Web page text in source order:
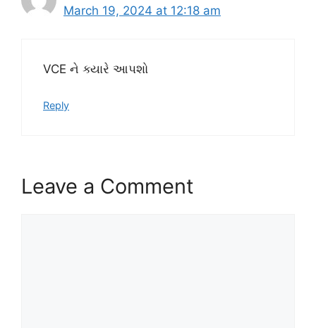
March 19, 2024 at 12:18 am
VCE ને ક્યારે આપશો
Reply
Leave a Comment